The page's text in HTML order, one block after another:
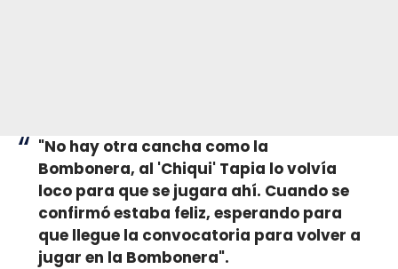
"No hay otra cancha como la
Bombonera, al 'Chiqui' Tapia lo volvía
loco para que se jugara ahí. Cuando se
confirmó estaba feliz, esperando para
que llegue la convocatoria para volver a
jugar en la Bombonera".